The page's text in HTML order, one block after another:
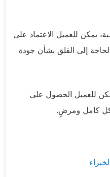
يمكن للعميل الاعتماد على
إلى القلق بشأن جودة
للعميل الحصول على
كامل ومرضٍ.